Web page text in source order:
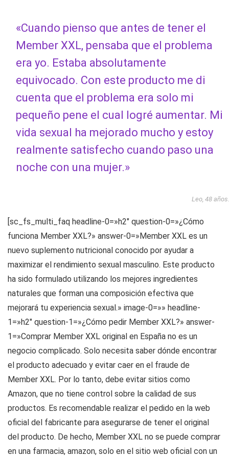
«Cuando pienso que antes de tener el
Member XXL, pensaba que el problema
era yo. Estaba absolutamente
equivocado. Con este producto me di
cuenta que el problema era solo mi
pequeño pene el cual logré aumentar. Mi
vida sexual ha mejorado mucho y estoy
realmente satisfecho cuando paso una
noche con una mujer.»
Leo, 48 años.
[sc_fs_multi_faq headline-0=»h2″ question-0=»¿Cómo
funciona Member XXL?» answer-0=»Member XXL es un
nuevo suplemento nutricional conocido por ayudar a
maximizar el rendimiento sexual masculino. Este producto
ha sido formulado utilizando los mejores ingredientes
naturales que forman una composición efectiva que
mejorará tu experiencia sexual.» image-0=»» headline-
1=»h2″ question-1=»¿Cómo pedir Member XXL?» answer-
1=»Comprar Member XXL original en España no es un
negocio complicado. Solo necesita saber dónde encontrar
el producto adecuado y evitar caer en el fraude de
Member XXL. Por lo tanto, debe evitar sitios como
Amazon, que no tiene control sobre la calidad de sus
productos. Es recomendable realizar el pedido en la web
oficial del fabricante para asegurarse de tener el original
del producto. De hecho, Member XXL no se puede comprar
en una farmacia, amazon, solo en el sitio web oficial con un